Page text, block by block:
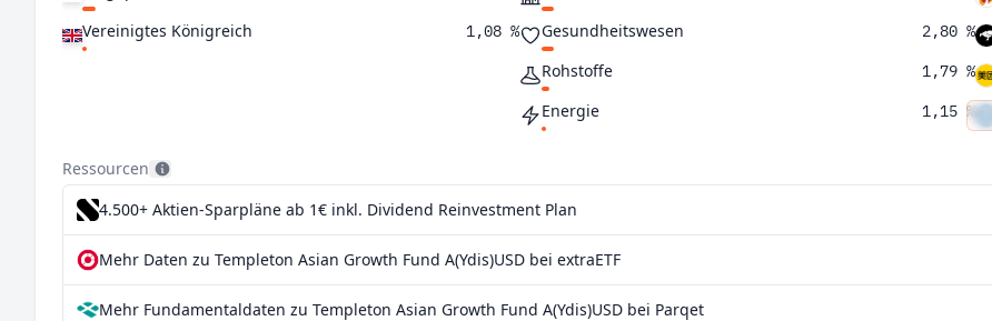
Vereinigtes Königreich 1,08 % Gesundheitswesen 2,80 %
Rohstoffe 1,79 %
Energie 1,15 %
Ressourcen
4.500+ Aktien-Sparpläne ab 1€ inkl. Dividend Reinvestment Plan
Mehr Daten zu Templeton Asian Growth Fund A(Ydis)USD bei extraETF
Mehr Fundamentaldaten zu Templeton Asian Growth Fund A(Ydis)USD bei Parqet